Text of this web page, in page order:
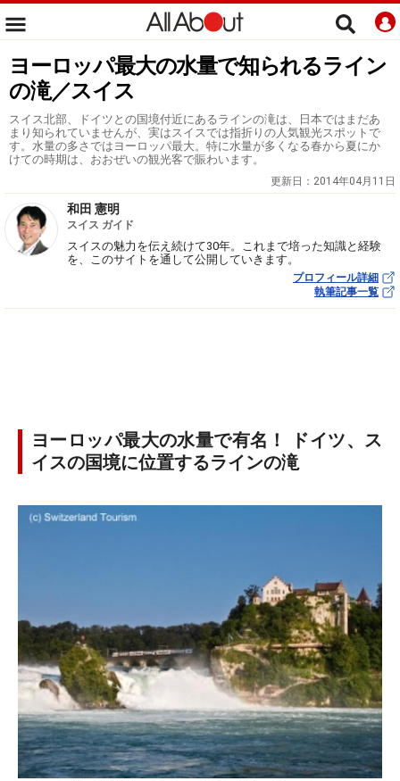
ヨーロッパ最大の水量で知られるライン
の滝／スイス
スイス北部、ドイツとの国境付近にあるラインの滝は、日本ではまだあ
まり知られていませんが、実はスイスでは指折りの人気観光スポットで
す。水量の多さではヨーロッパ最大。特に水量が多くなる春から夏にか
けての時期は、おおぜいの観光客で賑わいます。
更新日： 2014年04月11日
和田 憲明
スイス ガイド
スイスの魅力を伝え続けて30年。これまで培った知識と経験
を、このサイトを通して公開していきます。
プロフィール詳細
執筆記事一覧
ヨーロッパ最大の水量で有名！ ドイツ、ス
イスの国境に位置するラインの滝